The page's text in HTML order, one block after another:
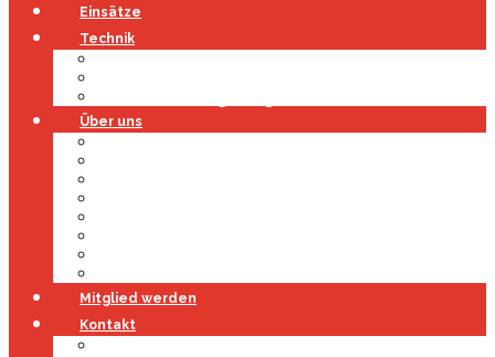
Einsätze
Technik
Über uns
Mitglied werden
Kontakt